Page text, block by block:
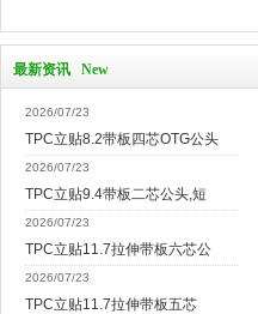
最新资讯 New
2026/07/23
TPC立贴8.2带板四芯OTG公头
2026/07/23
TPC立贴9.4带板二芯公头,短
2026/07/23
TPC立贴11.7拉伸带板六芯公
2026/07/23
TPC立贴11.7拉伸带板五芯